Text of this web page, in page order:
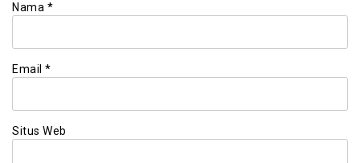
Nama *
Email *
Situs Web